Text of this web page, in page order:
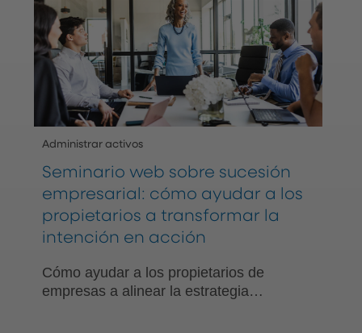
económica y la perspectiva de las tasas
de interés evolucionan.
Administrar activos
Seminario web sobre sucesión
empresarial: cómo ayudar a los
propietarios a transformar la
intención en acción
Cómo ayudar a los propietarios de
empresas a alinear la estrategia